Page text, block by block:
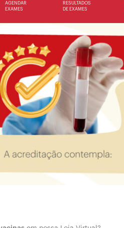
AGENDAR
EXAMES
RESULTADOS
DE EXAMES